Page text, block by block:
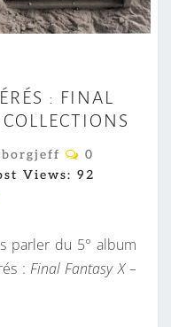
: FINAL
C
M
T
A
I
R
0
Views: 92
parler du 5° album
: Final Fantasy X –